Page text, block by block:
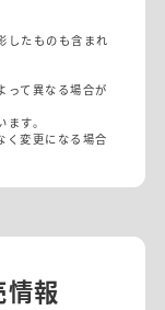
したものも含まれ
って異なる場合が
す。
く変更になる場合
情報